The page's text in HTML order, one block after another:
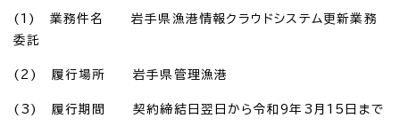
(1) 業務件名 岩手県漁港情報クラウドシステム更新業務
委託
(2) 履行場所 岩手県管理漁港
(3) 履行期間 契約締結日翌日から令和9年3月15日まで